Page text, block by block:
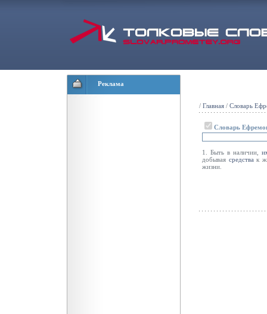
Реклама
/ Главная / Словарь
Словарь
1. Быть в наличии,
добывая средства к
жизни.